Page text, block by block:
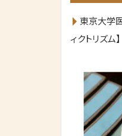
東京大学
ィクトリズム】